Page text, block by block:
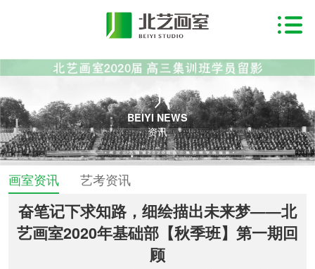
BEIYI NEWS
资讯
画室资讯 艺考资讯
奋笔记下求知路，细绘描出未来梦——北
艺画室2020年基础部【秋季班】第一期回
顾